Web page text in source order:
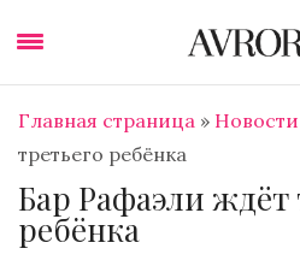
Главная страница » Новости
третьего ребёнка
Бар Рафаэли ждёт
ребёнка